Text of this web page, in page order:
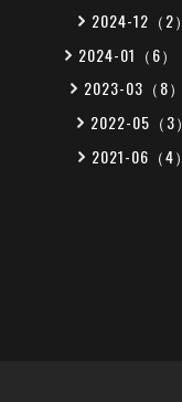
2024-12（2）
2024-01（6）
2023-03（8）
2022-05（3）
2021-06（4）